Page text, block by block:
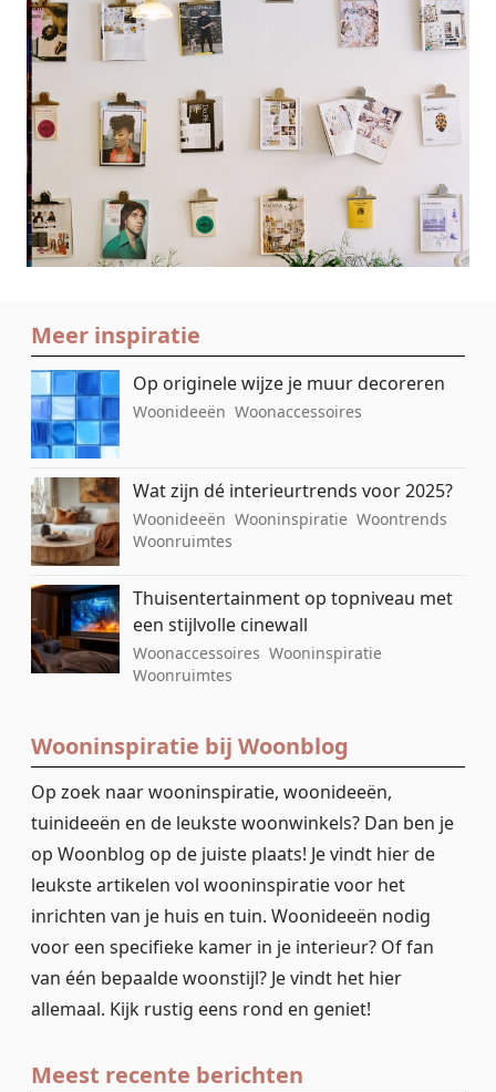
Meer inspiratie
Op originele wijze je muur decoreren
Woonideeën Woonaccessoires
Wat zijn dé interieurtrends voor 2025?
Woonideeën Wooninspiratie Woontrends
Woonruimtes
Thuisentertainment op topniveau met
een stijlvolle cinewall
Woonaccessoires Wooninspiratie
Woonruimtes
Wooninspiratie bij Woonblog
Op zoek naar wooninspiratie, woonideeën,
tuinideeën en de leukste woonwinkels? Dan ben je
op Woonblog op de juiste plaats! Je vindt hier de
leukste artikelen vol wooninspiratie voor het
inrichten van je huis en tuin. Woonideeën nodig
voor een specifieke kamer in je interieur? Of fan
van één bepaalde woonstijl? Je vindt het hier
allemaal. Kijk rustig eens rond en geniet!
Meest recente berichten